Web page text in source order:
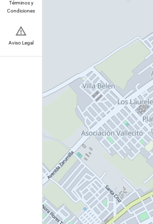
Términos y
Condiciones
Aviso Legal